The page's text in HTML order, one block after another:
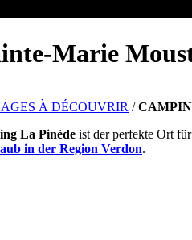
Marie
À DÉCOUVRIR /
La Pinède ist der perfekte Ort
in der Region Verdon.